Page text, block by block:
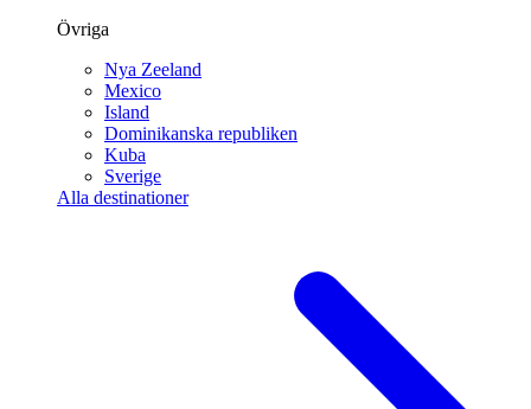
Övriga
Nya Zeeland
Mexico
Island
Dominikanska republiken
Kuba
Sverige
Alla destinationer